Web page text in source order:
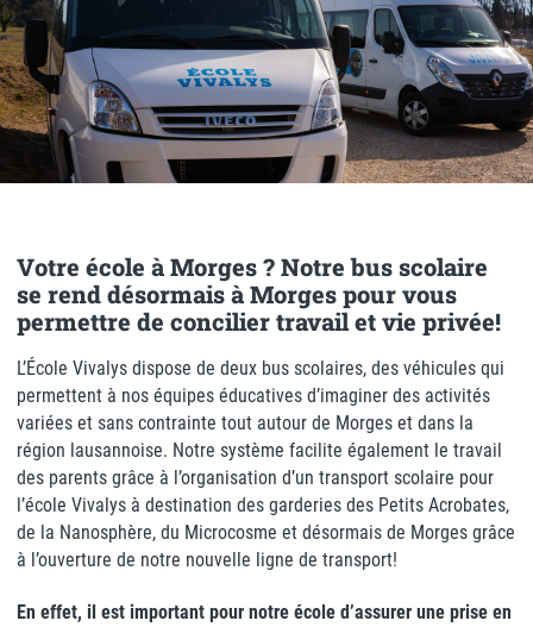
Votre école à Morges ? Notre bus scolaire
se rend désormais à Morges pour vous
permettre de concilier travail et vie privée!
L’École Vivalys dispose de deux bus scolaires, des véhicules qui
permettent à nos équipes éducatives d’imaginer des activités
variées et sans contrainte tout autour de Morges et dans la
région lausannoise. Notre système facilite également le travail
des parents grâce à l’organisation d’un transport scolaire pour
l’école Vivalys à destination des garderies des Petits Acrobates,
de la Nanosphère, du Microcosme et désormais de Morges grâce
à l’ouverture de notre nouvelle ligne de transport!
En effet, il est important pour notre école d’assurer une prise en